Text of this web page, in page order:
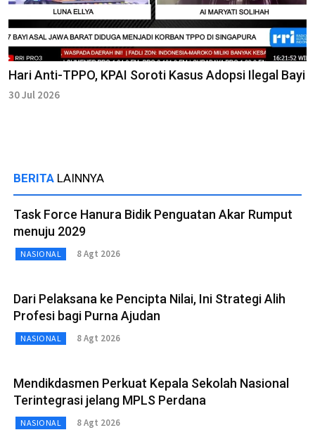
Hari Anti-TPPO, KPAI Soroti Kasus Adopsi Ilegal Bayi
30 Jul 2026
BERITA LAINNYA
Task Force Hanura Bidik Penguatan Akar Rumput
menuju 2029
NASIONAL 8 Agt 2026
Dari Pelaksana ke Pencipta Nilai, Ini Strategi Alih
Profesi bagi Purna Ajudan
NASIONAL 8 Agt 2026
Mendikdasmen Perkuat Kepala Sekolah Nasional
Terintegrasi jelang MPLS Perdana
NASIONAL 8 Agt 2026